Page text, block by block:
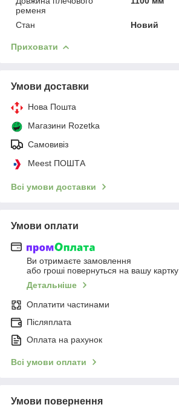
ременя
Стан Новий
Приховати
Умови доставки
Нова Пошта
Магазини Rozetka
Самовивіз
Meest ПОШТА
Всі умови доставки
Умови оплати
Ви отримаєте замовлення
або гроші повернуться на вашу картку
Детальніше
Оплатити частинами
Післяплата
Оплата на рахунок
Всі умови оплати
Умови повернення